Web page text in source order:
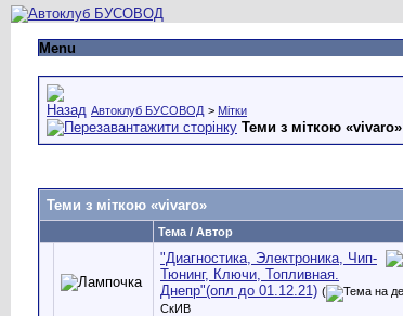
Menu
Автоклуб БУСОВОД > Мітки
Теми з міткою «vivaro»
Теми з міткою «vivaro»
Тема / Автор
"Диагностика, Электроника, Чип-
Тюнинг, Ключи, Топливная.
Днепр"(опл до 01.12.21) (
СкИВ